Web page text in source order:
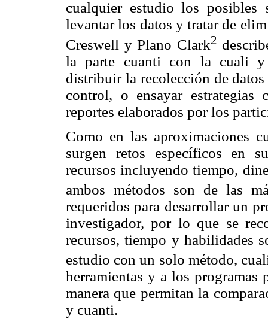
cualquier estudio los posibles
levantar los datos y tratar de
Creswell y Plano Clark2
la parte cuanti con la cuali y
distribuir la recolección de
control, o ensayar
reportes elaborados por los
Como en las aproximaciones
surgen retos específicos en
recursos incluyendo tiempo,
ambos métodos son de las
requeridos para desarrollar un
investigador, por lo que se
recursos, tiempo y habilidades
estudio con un solo método,
herramientas y a los programas
manera que permitan la
y cuanti.